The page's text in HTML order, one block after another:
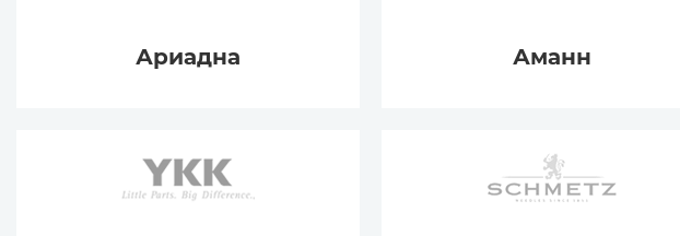
Ариадна Аманн